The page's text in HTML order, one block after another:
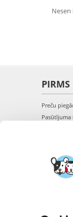
PIRMS
Preču
Pasūtījuma
Privātuma